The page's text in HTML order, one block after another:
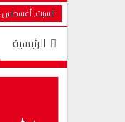
السبت, أغسطس 8, 2026
الرئيسية
دين ودنيا